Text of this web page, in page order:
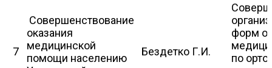
7
Совершенствование
оказания
медицинской
помощи населению
Бездетко Г.И.
форм
по